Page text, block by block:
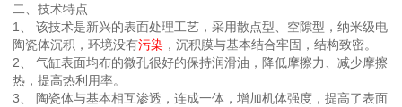
二、技术特点
1、 该技术是新兴的表面处理工艺，采用散点型、空隙型，纳米级电
陶瓷体沉积，环境没有污染 ，沉积膜与基本结合牢固，结构致密。
2、 气缸表面均布的微孔很好的保持润滑油，降低摩擦力、减少摩擦
热，提高热利用率。
3、 陶瓷体与基本相互渗透，连成一体，增加机体强度，提高了表面